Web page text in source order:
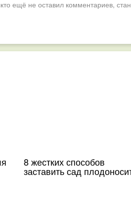
ещё не оставил комментариев,
8 жестких способов
заставить сад